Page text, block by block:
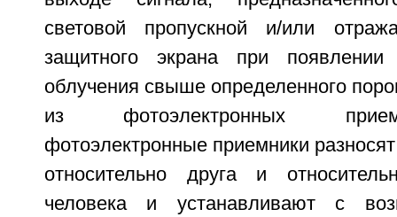
световой пропускной и/или
защитного экрана при появлении
облучения свыше определенного
из фотоэлектронных
фотоэлектронные приемники
относительно друга и
человека и устанавливают с